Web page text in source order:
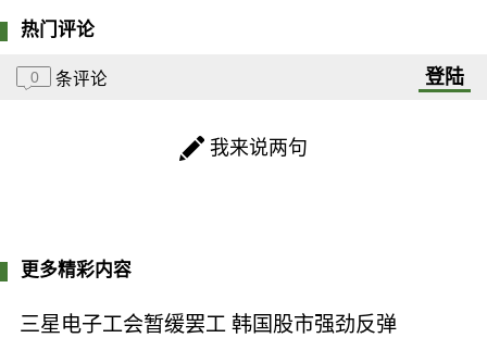
热门评论
0 条评论 登陆
我来说两句
更多精彩内容
三星电子工会暂缓罢工 韩国股市强劲反弹